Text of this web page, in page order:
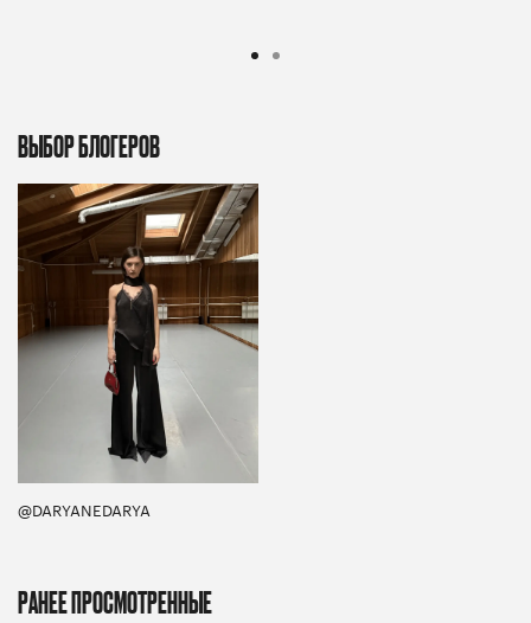
ВЫБОР БЛОГЕРОВ
@DARYANEDARYA
РАНЕЕ ПРОСМОТРЕННЫЕ